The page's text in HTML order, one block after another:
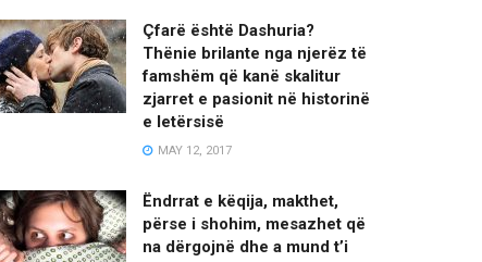
Çfarë është Dashuria?
Thënie brilante nga njerëz të
famshëm që kanë skalitur
zjarret e pasionit në historinë
e letërsisë
MAY 12, 2017
Ëndrrat e këqija, makthet,
përse i shohim, mesazhet që
na dërgojnë dhe a mund t’i